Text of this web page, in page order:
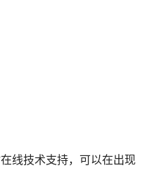
线技术支持，可以在出现